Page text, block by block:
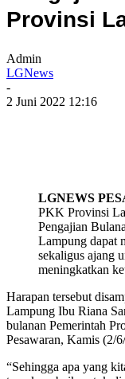
Provinsi
Admin
LGNews
-
2 Juni 2022 12:16
LGNEWS
PKK Provinsi
Pengajian
Lampung dapat
sekaligus ajang
meningkatkan
Harapan tersebut
Lampung Ibu Riana
bulanan Pemerintah
Pesawaran, Kamis (2/
“Sehingga apa yang